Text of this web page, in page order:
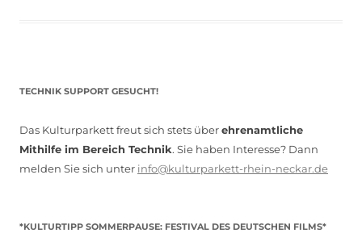
TECHNIK SUPPORT GESUCHT!
Das Kulturparkett freut sich stets überehrenamtliche
Mithilfe im Bereich Technik. Sie haben Interesse? Dann
melden Sie sich unter info@kulturparkett-rhein-neckar.de
*KULTURTIPP SOMMERPAUSE: FESTIVAL DES DEUTSCHEN FILMS*